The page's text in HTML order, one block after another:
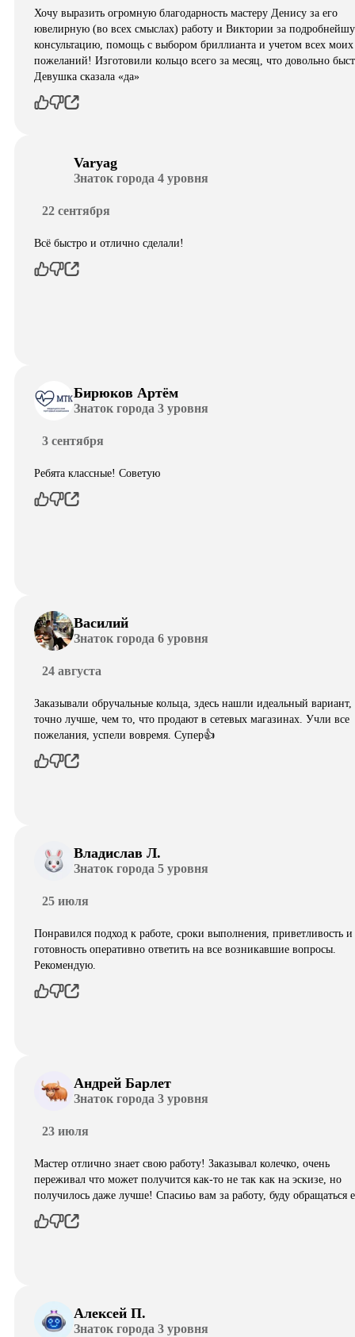
Хочу выразить огромную благодарность мастеру Денису за его
ювелирную (во всех смыслах) работу и Виктории за
консультацию, помощь с выбором бриллианта и учетом всех моих
пожеланий! Изготовили кольцо всего за месяц, что довольно
Девушка сказала «да»
Varyag
Знаток города 4 уровня
22 сентября
Всё быстро и отлично сделали!
Бирюков Артём
Знаток города 3 уровня
3 сентября
Ребята классные! Советую
Василий
Знаток города 6 уровня
24 августа
Заказывали обручальные кольца, здесь нашли идеальный вариант,
точно лучше, чем то, что продают в сетевых магазинах. Учли все
пожелания, успели вовремя. Супер👍
Владислав Л.
Знаток города 5 уровня
25 июля
Понравился подход к работе, сроки выполнения, приветливость и
готовность оперативно ответить на все возникавшие вопросы.
Рекомендую.
Андрей Барлет
Знаток города 3 уровня
23 июля
Мастер отлично знает свою работу! Заказывал колечко, очень
переживал что может получится как-то не так как на эскизе, но
получилось даже лучше! Спасиьо вам за работу, буду обращаться
Алексей П.
Знаток города 3 уровня